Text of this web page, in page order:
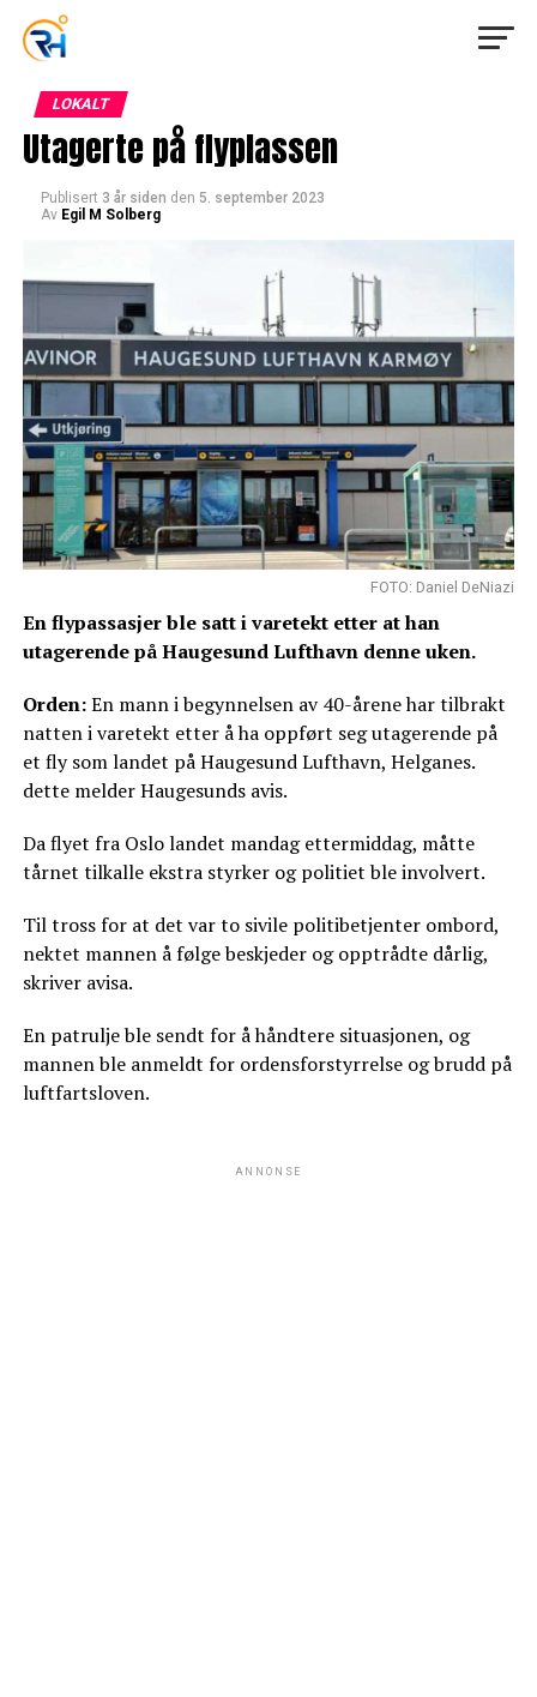
LOKALT
Utagerte på flyplassen
Publisert 3 år siden den 5. september 2023
Av Egil M Solberg
FOTO: Daniel DeNiazi
En flypassasjer ble satt i varetekt etter at han
utagerende på Haugesund Lufthavn denne uken.
Orden:En mann i begynnelsen av 40-årene har tilbrakt
natten i varetekt etter å ha oppført seg utagerende på
et fly som landet på Haugesund Lufthavn, Helganes.
dette melder Haugesunds avis.
Da flyet fra Oslo landet mandag ettermiddag, måtte
tårnet tilkalle ekstra styrker og politiet ble involvert.
Til tross for at det var to sivile politibetjenter ombord,
nektet mannen å følge beskjeder og opptrådte dårlig,
skriver avisa.
En patrulje ble sendt for å håndtere situasjonen, og
mannen ble anmeldt for ordensforstyrrelse og brudd på
luftfartsloven.
ANNONSE